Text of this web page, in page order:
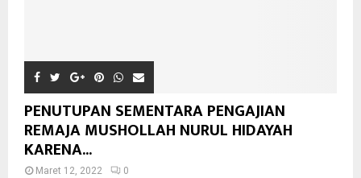
PENUTUPAN SEMENTARA PENGAJIAN
REMAJA MUSHOLLAH NURUL HIDAYAH
KARENA...
Maret 12, 2022 0